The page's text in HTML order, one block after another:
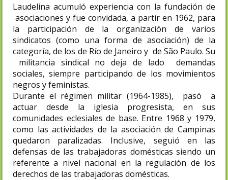
Laudelina acumuló experiencia con la fundación de
asociaciones y fue convidada, a partir en 1962, para
la participación de la organización de varios
sindicatos (como una forma de asociación) de la
categoría, de los de Río de Janeiro y de São Paulo. Su
militancia sindical no deja de lado demandas
sociales, siempre participando de los movimientos
negros y feministas.
Durante el régimen militar (1964-1985), pasó a
actuar desde la iglesia progresista, en sus
comunidades eclesiales de base. Entre 1968 y 1979,
como las actividades de la asociación de Campinas
quedaron paralizadas. Inclusive, seguió en las
defensas de las trabajadoras domésticas siendo un
referente a nivel nacional en la regulación de los
derechos de las trabajadoras domésticas.